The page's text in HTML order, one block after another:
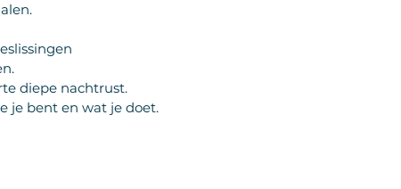
diepe nachtrust.
je bent en wat je doet.